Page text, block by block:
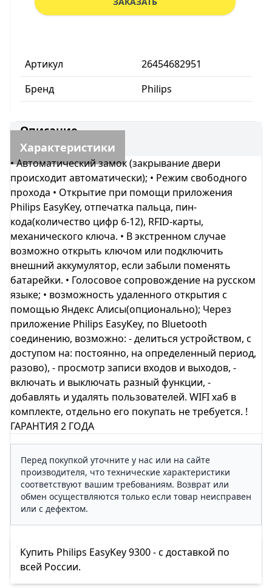
Артикул
26454682951
Бренд
Philips
Описание
Характеристики
• Автоматический замок (закрывание двери
происходит автоматически); • Режим свободного
прохода • Открытие при помощи приложения
Philips EasyKey, отпечатка пальца, пин-
кода(количество цифр 6-12), RFID-карты,
механического ключа. • В экстренном случае
возможно открыть ключом или подключить
внешний аккумулятор, если забыли поменять
батарейки. • Голосовое сопровождение на русском
языке; • возможность удаленного открытия с
помощью Яндекс Алисы(опционально); Через
приложение Philips EasyKey, по Bluetooth
соединению, возможно: - делиться устройством, с
доступом на: постоянно, на определенный период,
разово), - просмотр записи входов и выходов, -
включать и выключать разный функции, -
добавлять и удалять пользователей. WIFI хаб в
комплекте, отдельно его покупать не требуется. !
ГАРАНТИЯ 2 ГОДА
Перед покупкой уточните у нас или на сайте
производителя, что технические характеристики
соответствуют вашим требованиям. Возврат или
обмен осуществляются только если товар неисправен
или с дефектом.
Купить Philips EasyKey 9300 - с доставкой по
всей России.